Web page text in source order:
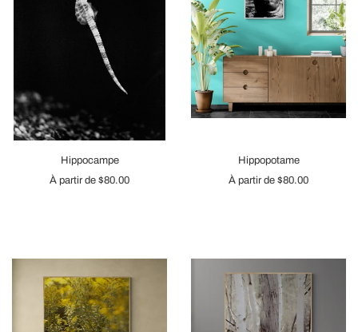
Hippocampe
À partir de $80.00
Hippopotame
À partir de $80.00